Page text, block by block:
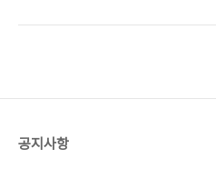
(2014/02/07) 스타일와이프 최지혜 대표 - [KB
공지사항